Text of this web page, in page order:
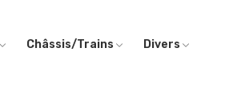
Châssis/Trains
Divers